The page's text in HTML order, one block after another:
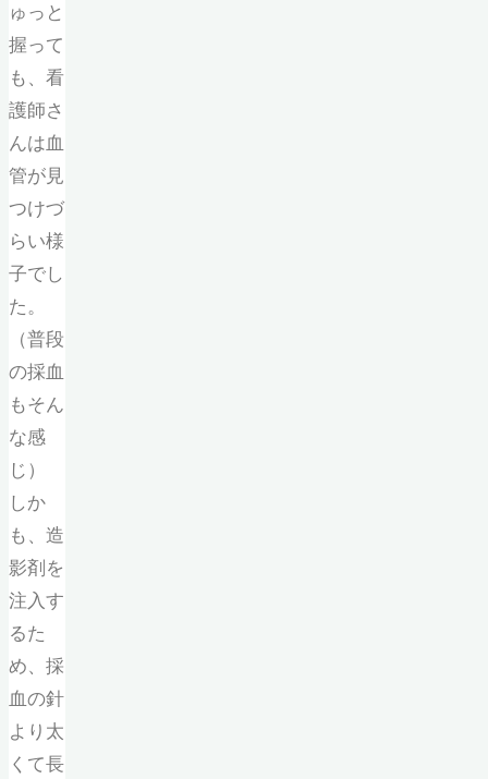
ゅっと
握って
も、看
護師さ
んは血
管が見
つけづ
らい様
子でし
た。
（普段
の採血
もそん
な感
じ）
しか
も、造
影剤を
注入す
るた
め、採
血の針
より太
くて長